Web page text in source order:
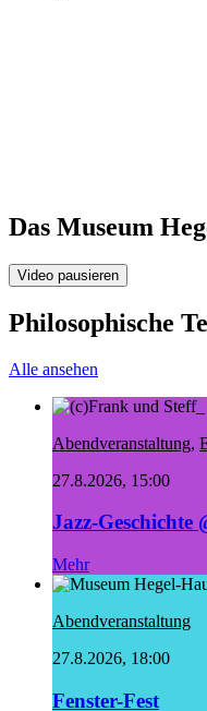
Das Museum
Video pausieren
Philosophische
Alle ansehen
Abendveranstaltung,
27.8.2026, 15:00
Jazz-Geschichte
Mehr
Abendveranstaltung
27.8.2026, 18:00
Fenster-Fest